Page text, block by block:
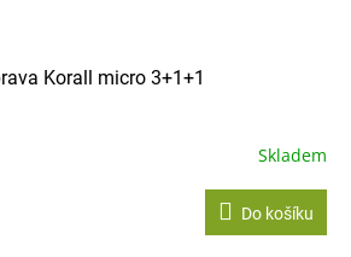
Korall micro 3+1+1
Skladem
Do košíku